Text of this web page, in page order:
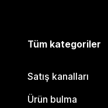
Tüm kategoriler
Satış kanalları
Ürün bulma